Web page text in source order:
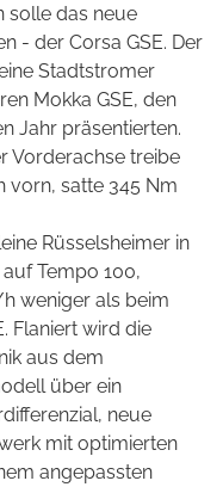
solle das neue
- der Corsa GSE. Der
Stadtstromer
Mokka GSE, den
Jahr präsentierten.
Vorderachse treibe
vorn, satte 345 Nm
Rüsselsheimer in
Tempo 100,
weniger als beim
Flaniert wird die
aus dem
über ein
neue
mit optimierten
angepassten